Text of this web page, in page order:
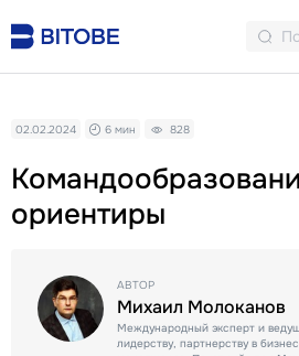
ориентиры
02.02.2024 6 мин 828
АВТОР
Михаил Молоканов
Международный эксперт и
лидерству, партнерству в